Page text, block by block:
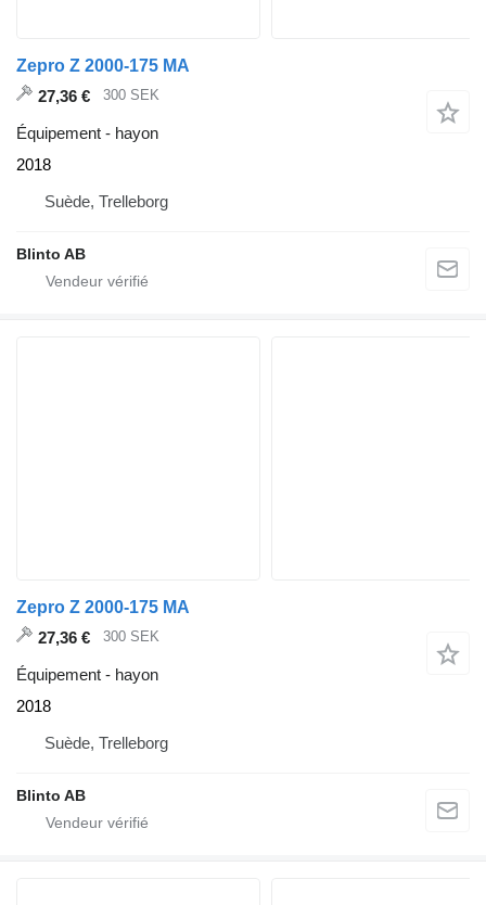
Zepro Z 2000-175 MA
27,36 €
300 SEK
Équipement - hayon
2018
Suède, Trelleborg
Blinto AB
Zepro Z 2000-175 MA
27,36 €
300 SEK
Équipement - hayon
2018
Suède, Trelleborg
Blinto AB